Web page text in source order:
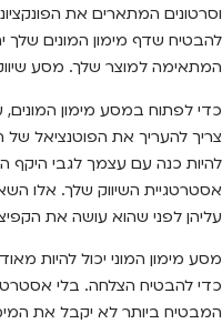
וסרטונים המתארים את
להבטיח שדף מימון המונים שלך
המתאימה למוצר שלך. מסע
כדי לפתוח במסע מימון
צריך להעריך את הפוטנציאל
להיות כנה עם עצמך לגבי היקף
אסטרטגיית השיווק שלך. אלו
עליהן לפני שהוא עושה את
מסע מימון המוני יכול להיות
כדי להבטיח הצלחה. בלי
המבטיח ביותר לא יקבל את